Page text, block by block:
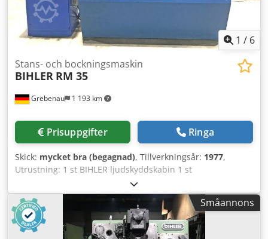
1 / 6
Grebenau 1 193 km
Stans- och bockningsmaskin
BIHLER RM 35
Prisuppgifter Ringa
Skick: mycket bra (begagnad), Tillverkningsår: 1977,
Utrustning: 1 st BIHLER ljudskyddskabin 1 st
tånginmatning höger 1 st excenterpress 70 kN 4 st
standard-slidaggregat 1 st smal-slidaggregat
Arbetsområde: Trådtjocklek: 0,5 - 3,5 mm Bandbredd: upp
till 32 mm Inmatningslängd: upp till 170 mm Kapacitet:
upp till 250/min. Crodpfxjfzr Aqs Ad Iof
Småannons